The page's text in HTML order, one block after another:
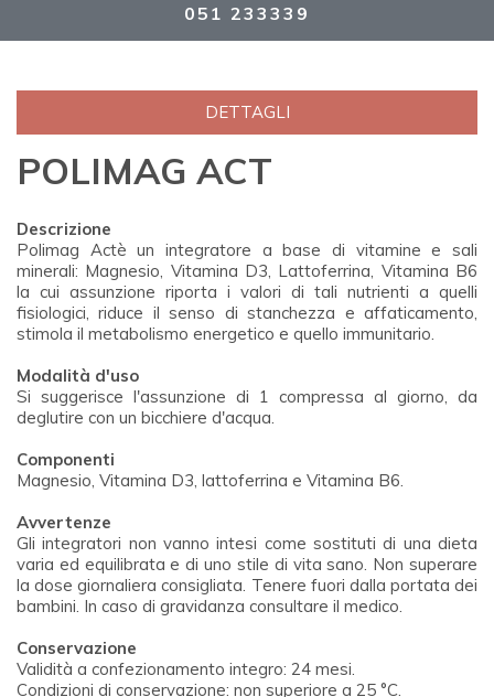
051 233339
DETTAGLI
POLIMAG ACT
Descrizione
Polimag Actè un integratore a base di vitamine e sali
minerali: Magnesio, Vitamina D3, Lattoferrina, Vitamina B6
la cui assunzione riporta i valori di tali nutrienti a quelli
fisiologici, riduce il senso di stanchezza e affaticamento,
stimola il metabolismo energetico e quello immunitario.
Modalità d'uso
Si suggerisce l'assunzione di 1 compressa al giorno, da
deglutire con un bicchiere d'acqua.
Componenti
Magnesio, Vitamina D3, lattoferrina e Vitamina B6.
Avvertenze
Gli integratori non vanno intesi come sostituti di una dieta
varia ed equilibrata e di uno stile di vita sano. Non superare
la dose giornaliera consigliata. Tenere fuori dalla portata dei
bambini. In caso di gravidanza consultare il medico.
Conservazione
Validità a confezionamento integro: 24 mesi.
Condizioni di conservazione: non superiore a 25 °C.